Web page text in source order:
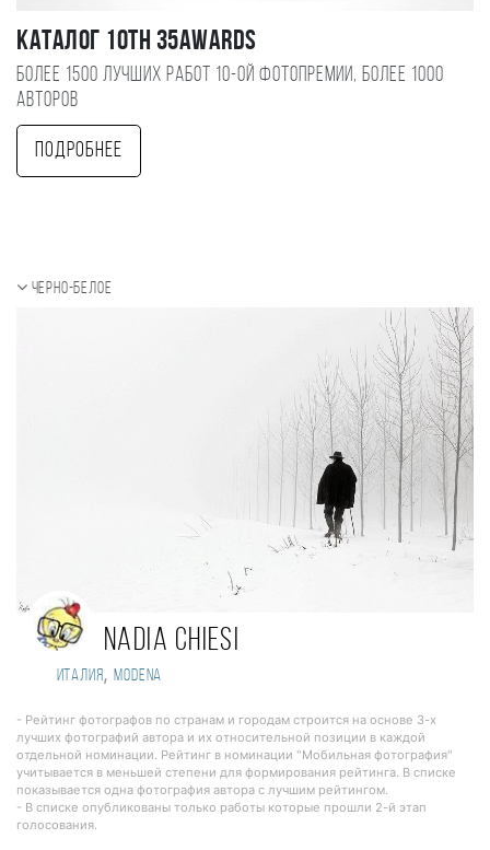
Каталог 10TH 35AWARDS
Более 1500 лучших работ 10-ой фотопремии, более 1000
авторов
Подробнее
Черно-белое
Nadia Chiesi
Италия, Modena
- Рейтинг фотографов по странам и городам строится на основе 3-х
лучших фотографий автора и их относительной позиции в каждой
отдельной номинации. Рейтинг в номинации "Мобильная фотография"
учитывается в меньшей степени для формирования рейтинга. В списке
показывается одна фотография автора с лучшим рейтингом.
- В списке опубликованы только работы которые прошли 2-й этап
голосования.